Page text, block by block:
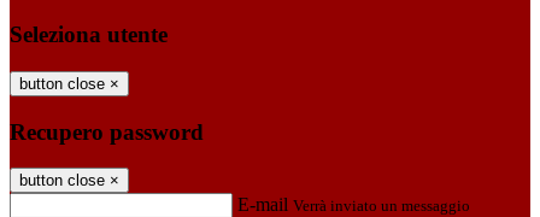
Seleziona utente
button close ×
Recupero password
button close ×
E-mail Verrà inviato un messaggio